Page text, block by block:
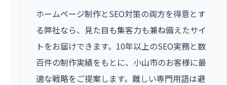
ホームページ制作とSEO対策の両方を得意とす
る弊社なら、見た目も集客力も兼ね備えたサイ
トをお届けできます。10年以上のSEO実務と数
百件の制作実績をもとに、小山市のお客様に最
適な戦略をご提案します。難しい専門用語は避